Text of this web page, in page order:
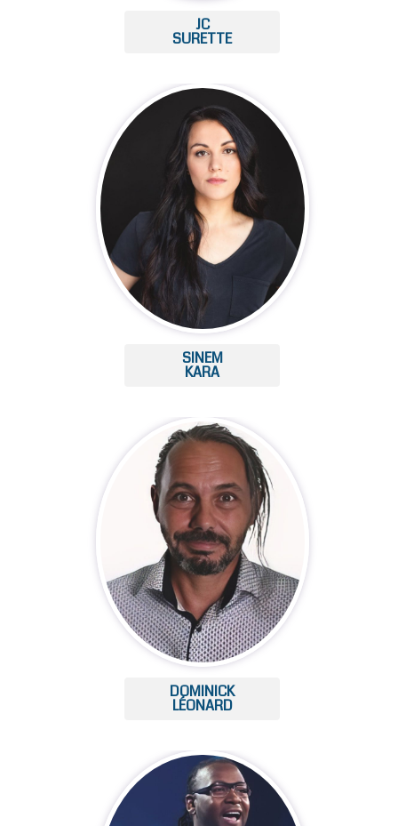
JC
SURETTE
SINEM
KARA
DOMINICK
LÉONARD